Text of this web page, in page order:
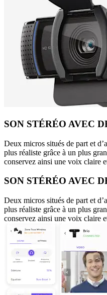
SON STÉRÉO AVEC
Deux micros situés de part et
plus réaliste grâce à un plus
conservez ainsi une voix claire
SON STÉRÉO AVEC
Deux micros situés de part et
plus réaliste grâce à un plus
conservez ainsi une voix claire